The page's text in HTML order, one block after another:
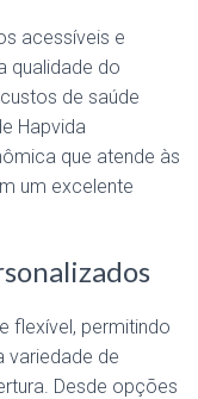
acessíveis e
qualidade do
de saúde
Hapvida
que atende às
um excelente
flexível, permitindo
variedade de
Desde opções